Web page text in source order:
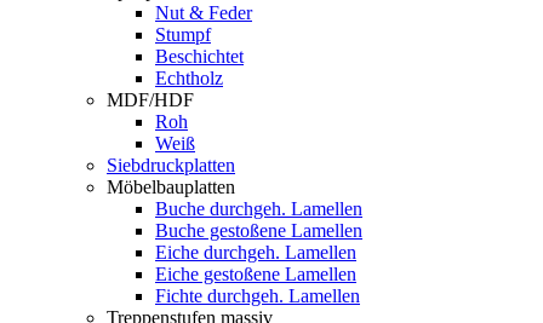
Nut & Feder
Stumpf
Beschichtet
Echtholz
MDF/HDF
Roh
Weiß
Siebdruckplatten
Möbelbauplatten
Buche durchgeh. Lamellen
Buche gestoßene Lamellen
Eiche durchgeh. Lamellen
Eiche gestoßene Lamellen
Fichte durchgeh. Lamellen
Treppenstufen massiv